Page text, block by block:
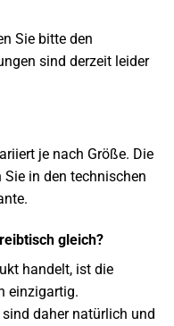
Sie bitte den
sind derzeit leider
je nach Größe. Die
in den technischen
gleich?
handelt, ist die
einzigartig.
daher natürlich und